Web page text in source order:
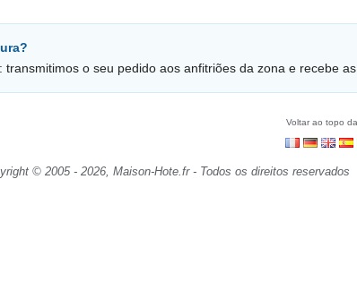
transmitimos o seu pedido aos anfitriões da zona e recebe
Voltar ao topo
© 2005 - 2026, Maison-Hote.fr - Todos os direitos reservados